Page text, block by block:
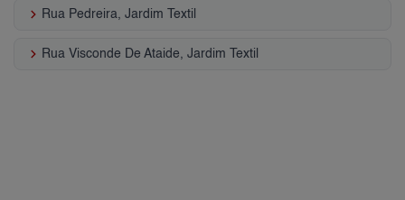
keyboard_arrow_right Rua Pedreira, Jardim Textil
keyboard_arrow_right Rua Visconde De Ataide, Jardim Textil